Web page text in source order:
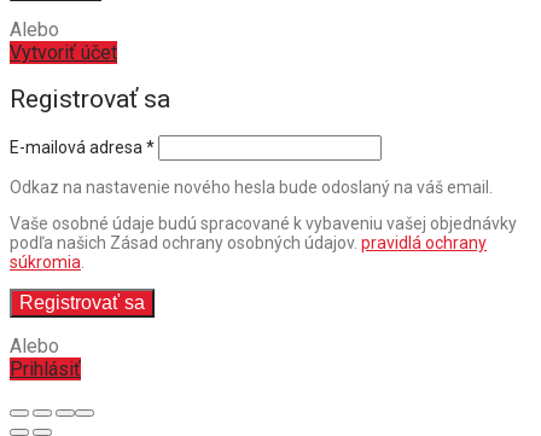
Alebo
Vytvoriť účet
Registrovať sa
E-mailová adresa *
Odkaz na nastavenie nového hesla bude odoslaný na váš email.
Vaše osobné údaje budú spracované k vybaveniu vašej objednávky
podľa našich Zásad ochrany osobných údajov. pravidlá ochrany
súkromia
Registrovať sa
Alebo
Prihlásiť